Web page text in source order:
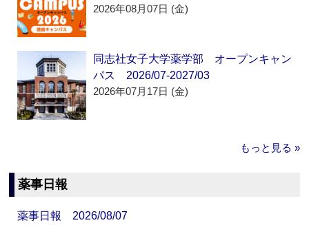
2026年08月07日 (金)
同志社女子大学薬学部 オープンキャン
パス 2026/07-2027/03
2026年07月17日 (金)
もっと見る »
薬事日報
薬事日報 2026/08/07